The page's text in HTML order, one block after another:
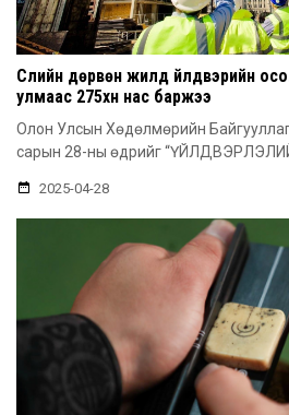
Сүүлийн дөрвөн жилд үйлдвэрийн
улмаас 275хүн нас баржээ
Олон Улсын Хөдөлмөрийн
сарын 28-ны өдрийг
2025-04-28